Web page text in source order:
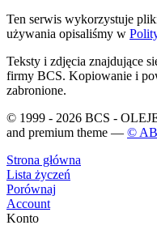
Ten serwis wykorzystuje
używania opisaliśmy w
Teksty i zdjęcia znajdujące
firmy BCS. Kopiowanie i
zabronione.
© 1999 - 2026 BCS -
and premium theme — ©
Strona główna
Lista życzeń
Porównaj
Account
Konto